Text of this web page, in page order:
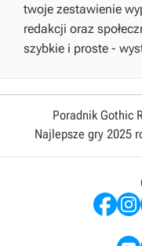
twoje zestawienie
redakcji oraz
szybkie i proste -
Poradnik Gothic
Najlepsze gry 2025